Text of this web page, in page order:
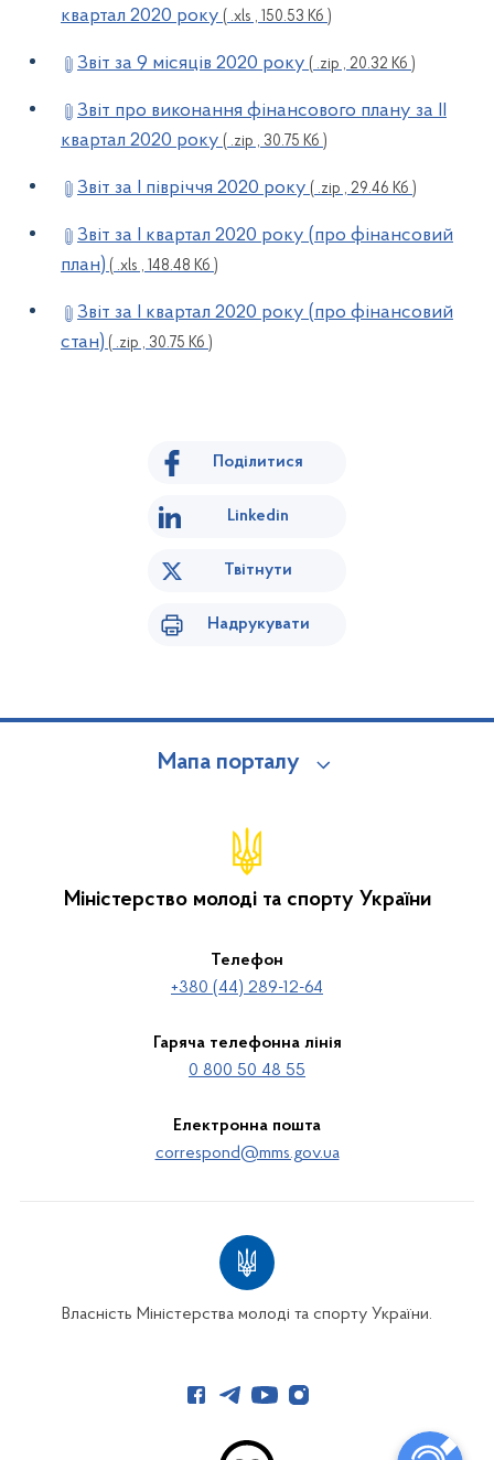
квартал 2020 року ( .xls , 150.53 Кб )
Звіт за 9 місяців 2020 року ( .zip , 20.32 Кб )
Звіт про виконання фінансового плану за ІІ
квартал 2020 року ( .zip , 30.75 Кб )
Звіт за І півріччя 2020 року ( .zip , 29.46 Кб )
Звіт за І квартал 2020 року (про фінансовий
план) ( .xls , 148.48 Кб )
Звіт за І квартал 2020 року (про фінансовий
стан) ( .zip , 30.75 Кб )
Поділитися
Linkedin
Твітнути
Надрукувати
Мапа порталу
Міністерство молоді та спорту України
Телефон
+380 (44) 289-12-64
Гаряча телефонна лінія
0 800 50 48 55
Електронна пошта
correspond@mms.gov.ua
Власність Міністерства молоді та спорту України.